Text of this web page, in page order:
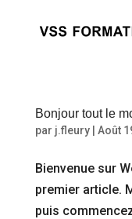
Bonjour tout le
par j.fleury| Août
Bienvenue sur
premier article.
puis